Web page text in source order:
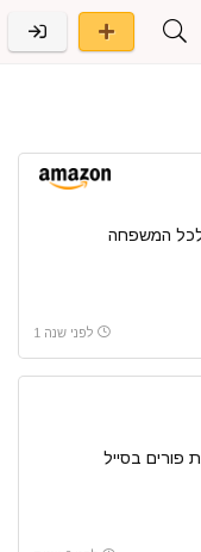
לכל המשפחה
לפני שנה 1
פורים בסייל